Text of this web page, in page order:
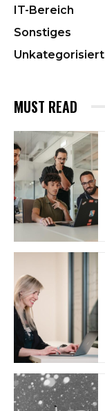
IT-Bereich
Sonstiges
Unkategorisiert
MUST READ